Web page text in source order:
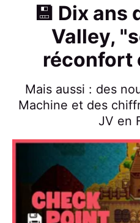
💾 Dix ans
Valley,
réconfort
Mais aussi : des
Machine et des
JV en